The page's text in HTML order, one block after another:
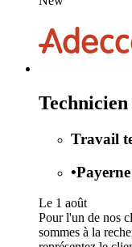
Travail
•Payerne
Le 1 août
Pour l'un de nos
sommes à la